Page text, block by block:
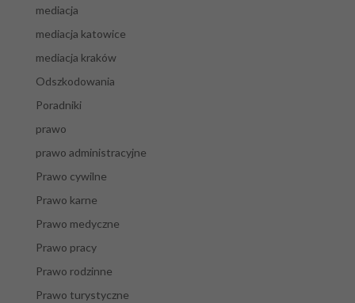
mediacja
mediacja katowice
mediacja kraków
Odszkodowania
Poradniki
prawo
prawo administracyjne
Prawo cywilne
Prawo karne
Prawo medyczne
Prawo pracy
Prawo rodzinne
Prawo turystyczne